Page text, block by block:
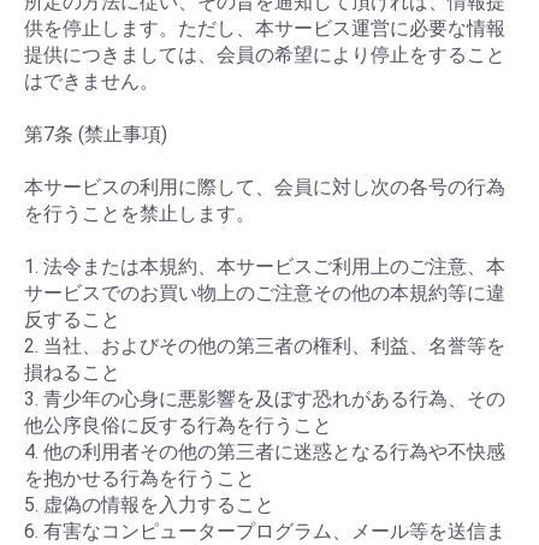
供を停止します。ただし、本サービス運営に必要な情報
提供につきましては、会員の希望により停止をすること
はできません。
第7条 (禁止事項)
本サービスの利用に際して、会員に対し次の各号の行為
を行うことを禁止します。
1. 法令または本規約、本サービスご利用上のご注意、本
サービスでのお買い物上のご注意その他の本規約等に違
反すること
2. 当社、およびその他の第三者の権利、利益、名誉等を
損ねること
3. 青少年の心身に悪影響を及ぼす恐れがある行為、その
他公序良俗に反する行為を行うこと
4. 他の利用者その他の第三者に迷惑となる行為や不快感
を抱かせる行為を行うこと
5. 虚偽の情報を入力すること
6. 有害なコンピュータープログラム、メール等を送信ま